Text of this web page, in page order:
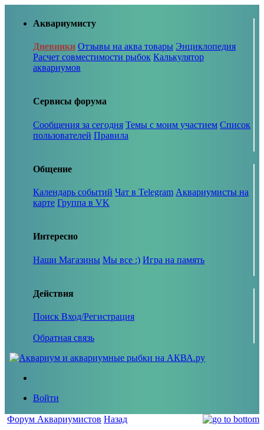
Аквариумисту
Дневники Отзывы на аква товары Энциклопедия
Расчет совместимости рыбок Калькулятор
аквариумов
Сервисы форума
Сообщения за сегодня Темы с моим участием Список
пользователей Правила
Общение
Календарь событий Чат в Telegram Аквариумисты на
карте Группа в VK
Интересно
Наши Магазины Мы все :) Игра на память
Действия
Поиск Вход/Регистрация
Обратная связь
Войти
Форум Аквариумистов Назад